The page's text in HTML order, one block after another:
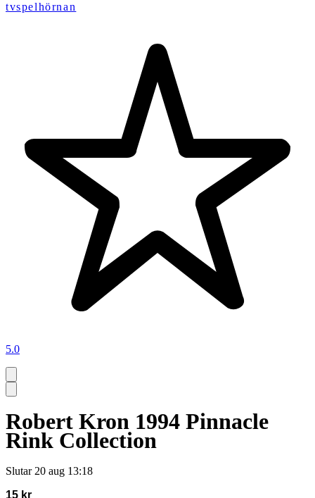
tvspelhörnan
5.0
Robert Kron 1994 Pinnacle
Rink Collection
Slutar 20 aug 13:18
15 kr